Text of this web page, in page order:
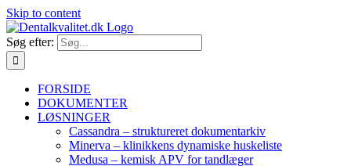
Skip to content
Søg efter:
FORSIDE
DOKUMENTER
LØSNINGER
Cassandra – struktureret dokumentarkiv
Minerva – klinikkens dynamiske huskeliste
Medusa – kemisk APV for tandlæger